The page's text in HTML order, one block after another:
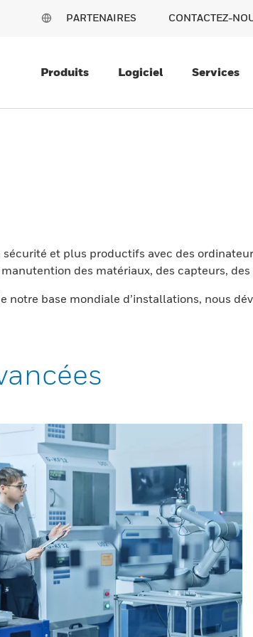
PARTENAIRES CONTACTEZ-
Produits Logiciel Services
et plus productifs avec des
des matériaux, des capteurs,
notre base mondiale d’installations, nous